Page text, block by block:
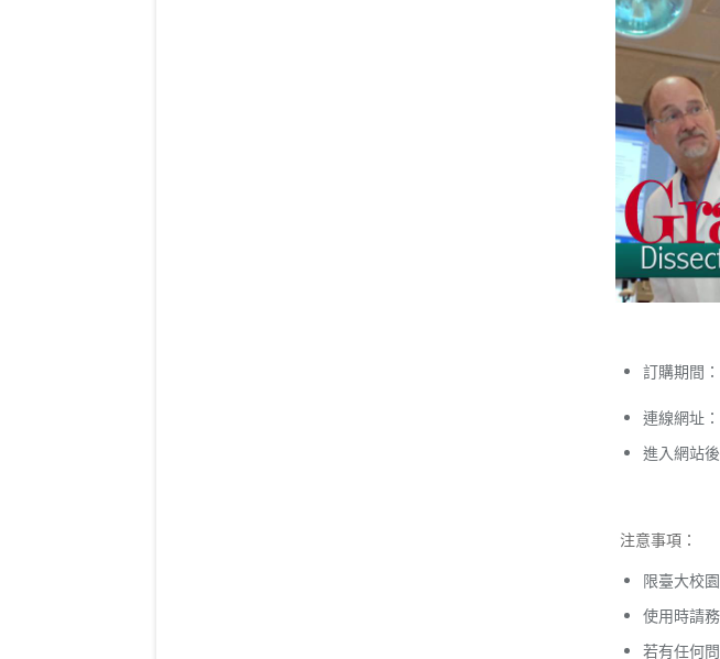
訂購期間
連線網址：
進入網站
注意事項：
限臺大校
使用時請
若有任何